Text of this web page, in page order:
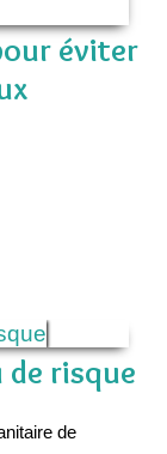
éviter
risque
de